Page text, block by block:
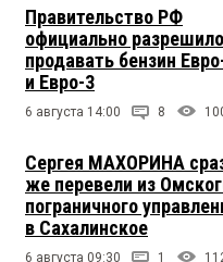
занимались...
Правительство РФ
официально разрешило
продавать бензин
и Евро-3
6 августа 14:00 8
Сергея МАХОРИНА
же перевели из
пограничного
в Сахалинское
6 августа 09:30 1